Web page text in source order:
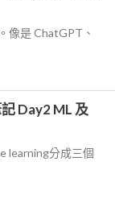
像是 ChatGPT、
Day2 ML 及
learning分成三個